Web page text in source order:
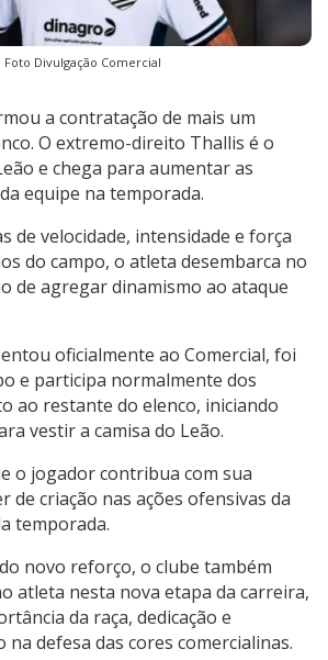
Foto Divulgação Comercial
a contratação de mais um
O extremo-direito Thallis é o
e chega para aumentar as
equipe na temporada.
de velocidade, intensidade e força
do campo, o atleta desembarca no
de agregar dinamismo ao ataque
oficialmente ao Comercial, foi
e participa normalmente dos
ao restante do elenco, iniciando
vestir a camisa do Leão.
o jogador contribua com sua
de criação nas ações ofensivas da
temporada.
novo reforço, o clube também
atleta nesta nova etapa da carreira,
da raça, dedicação e
defesa das cores comercialinas.